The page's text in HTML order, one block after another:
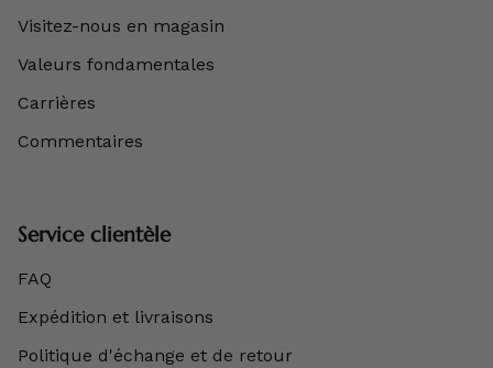
Visitez-nous en magasin
Valeurs fondamentales
Carrières
Commentaires
Service clientèle
FAQ
Expédition et livraisons
Politique d'échange et de retour